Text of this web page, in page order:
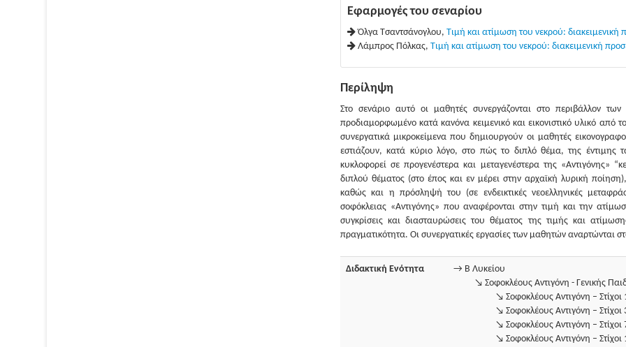
Εφαρμογές του σεναρίου
Όλγα Τσαντσάνογλου, Τιμή και ατίμωση του νεκρού:
Λάμπρος Πόλκας, Τιμή και ατίμωση του νεκρού: διακειμενική
Περίληψη
Στο σενάριο αυτό οι μαθητές συνεργάζονται στο περιβάλλον
προδιαμορφωμένο κατά κανόνα κειμενικό και εικονιστικό υλικό
συνεργατικά μικροκείμενα που δημιουργούν οι μαθητές
εστιάζουν, κατά κύριο λόγο, στο πώς το διπλό θέμα, της έντιμης
κυκλοφορεί σε προγενέστερα και μεταγενέστερα της «Αντιγόνης»
διπλού θέματος (στο έπος και εν μέρει στην αρχαϊκή λυρική
καθώς και η πρόσληψή του (σε ενδεικτικές νεοελληνικές
σοφόκλειας «Αντιγόνης» που αναφέρονται στην τιμή και την
συγκρίσεις και διασταυρώσεις του θέματος της τιμής και
πραγματικότητα. Οι συνεργατικές εργασίες των μαθητών αναρτώνται
Διδακτική Ενότητα
→ Β Λυκείου
↘ Σοφοκλέους Αντιγόνη - Γενικής
↘ Σοφοκλέους Αντιγόνη –
↘ Σοφοκλέους Αντιγόνη –
↘ Σοφοκλέους Αντιγόνη –
↘ Σοφοκλέους Αντιγόνη –